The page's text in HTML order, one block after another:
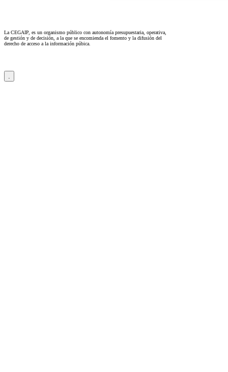
La CEGAIP, es un organismo público con autonomía presupuestaria, operativa,
de gestión y de decisión, a la que se encomienda el fomento y la difusión del
derecho de acceso a la información púbica.